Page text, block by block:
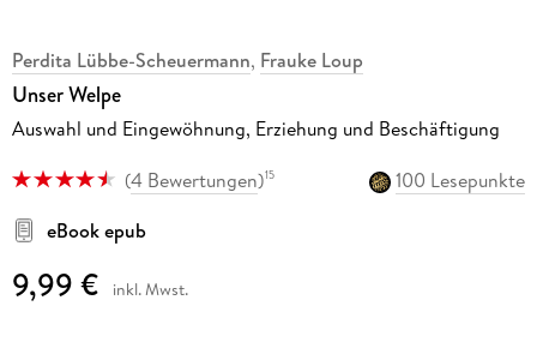
Perdita Lübbe-Scheuermann, Frauke Loup
Unser Welpe
Auswahl und Eingewöhnung, Erziehung und Beschäftigung
(4 Bewertungen)15
100 Lesepunkte
eBook epub
9,99 € inkl. Mwst.